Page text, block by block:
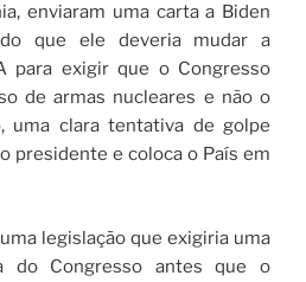
enviaram uma carta a Biden
que ele deveria mudar a
para exigir que o Congresso
de armas nucleares e não o
uma clara tentativa de golpe
presidente e coloca o País em
legislação que exigiria uma
do Congresso antes que o